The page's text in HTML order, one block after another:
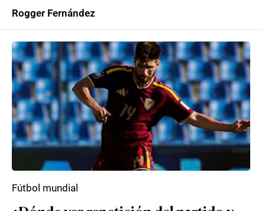
Rogger Fernández
Fútbol mundial